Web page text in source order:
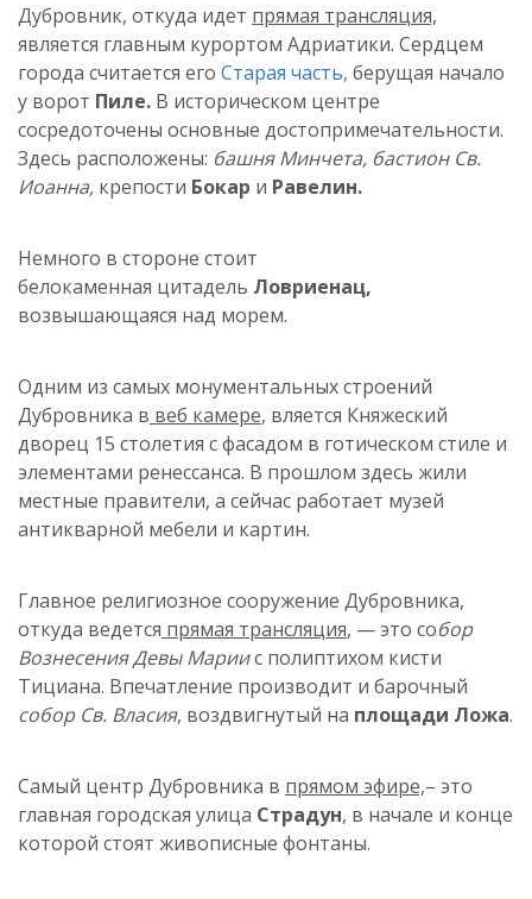
Дубровник, откуда идет прямая трансляция,
является главным курортом Адриатики. Сердцем
города считается его Старая часть, берущая начало
у ворот Пиле. В историческом центре
сосредоточены основные достопримечательности.
Здесь расположены: башняМинчета, бастион Св.
Иоанна, крепости Бокар и Равелин.
Немного в стороне стоит
белокаменная цитадель Ловриенац,
возвышающаяся над морем.
Одним из самых монументальных строений
Дубровника в веб камере, вляется Княжеский
дворец 15 столетия с фасадом в готическом стиле и
элементами ренессанса. В прошлом здесь жили
местные правители, а сейчас работает музей
антикварной мебели и картин.
Главное религиозное сооружение Дубровника,
откуда ведется прямая трансляция, —это собор
Вознесения Девы Мариис полиптихом кисти
Тициана. Впечатление производит и барочный
собор Св. Власия, воздвигнутый на площади Ложа.
Самый центр Дубровника в прямом эфире,– это
главная городская улица Страдун, в начале и конце
которой стоят живописные фонтаны.